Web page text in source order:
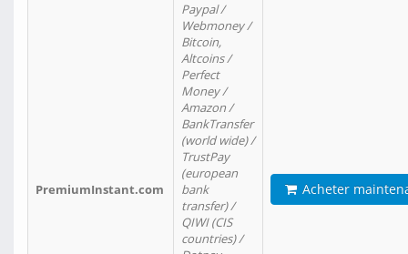
PremiumInstant.com
Paypal /
Webmoney /
Bitcoin,
Altcoins /
Perfect
Money /
Amazon /
BankTransfer
(world wide) /
TrustPay
(european
bank
transfer) /
QIWI (CIS
countries) /
Acheter